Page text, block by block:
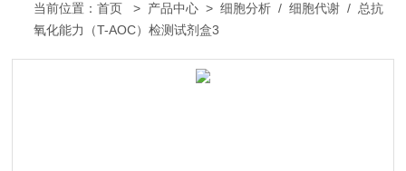
当前位置：首页 > 产品中心 >细胞分析 /细胞代谢 / 总抗
氧化能力（T-AOC）检测试剂盒3